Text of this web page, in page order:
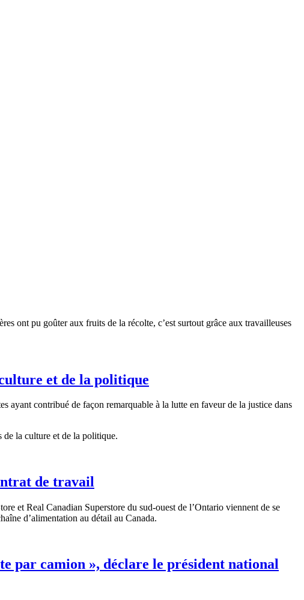
ont pu goûter aux fruits de la récolte, c’est surtout grâce aux travailleuses
et de la politique
ayant contribué de façon remarquable à la lutte en faveur de la justice dans
de la culture et de la politique.
de travail
et Real Canadian Superstore du sud-ouest de l’Ontario viennent de se
d’alimentation au détail au Canada.
par camion », déclare le président national